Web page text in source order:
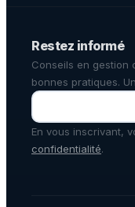
Restez informé
Conseils en gestion
bonnes pratiques.
En vous inscrivant,
confidentialité.